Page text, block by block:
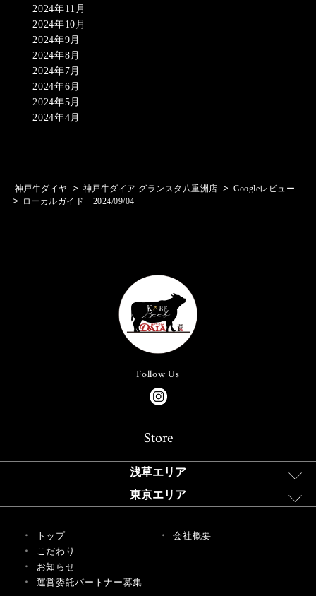
2024年11月
2024年10月
2024年9月
2024年8月
2024年7月
2024年6月
2024年5月
2024年4月
神戸牛ダイヤ > 神戸牛ダイア グランスタ八重洲店 > Googleレビュー
> ローカルガイド 2024/09/04
Follow Us
Store
浅草エリア
東京エリア
トップ
こだわり
お知らせ
運営委託パートナー募集
会社概要